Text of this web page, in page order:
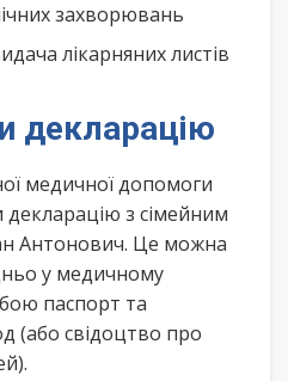
захворювань
лікарняних листів
декларацію
медичної допомоги
декларацію з сімейним
Антонович. Це можна
у медичному
паспорт та
(або свідоцтво про